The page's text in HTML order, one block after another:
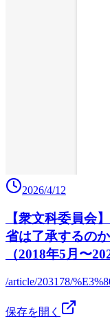
2026/4/12
【衆文科委員会
省は了承するの
（2018年5月〜
/article/203178/
保存を開く